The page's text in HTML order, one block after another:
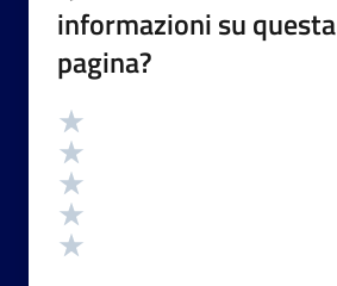
informazioni su questa
pagina?
Valutazione